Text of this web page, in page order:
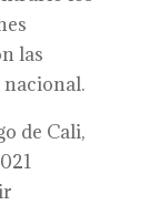
las
de Cali,